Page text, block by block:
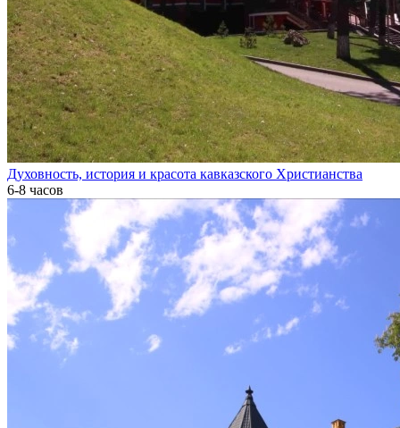
Духовность, история и красота кавказского Христианства
6-8 часов